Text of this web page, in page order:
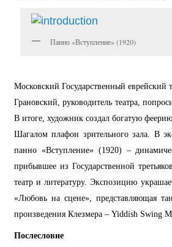
Панно «Вступление» (1920)
Московский Государственный еврейский
Грановский, руководитель театра,
В итоге, художник создал богатую
Шагалом плафон зрительного зала. В
панно «Вступление» (1920) –
прибывшее из Государственной
театр и литературу. Экспозицию
«Любовь на сцене», представляющая
произведения Клезмера – Yiddish Swing
Послесловие